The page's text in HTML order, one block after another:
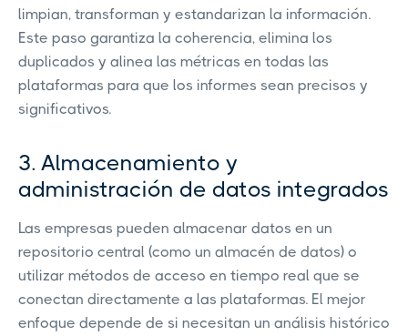
limpian, transforman y estandarizan la información.
Este paso garantiza la coherencia, elimina los
duplicados y alinea las métricas en todas las
plataformas para que los informes sean precisos y
significativos.
3. Almacenamiento y
administración de datos integrados
Las empresas pueden almacenar datos en un
repositorio central (como un almacén de datos) o
utilizar métodos de acceso en tiempo real que se
conectan directamente a las plataformas. El mejor
enfoque depende de si necesitan un análisis histórico